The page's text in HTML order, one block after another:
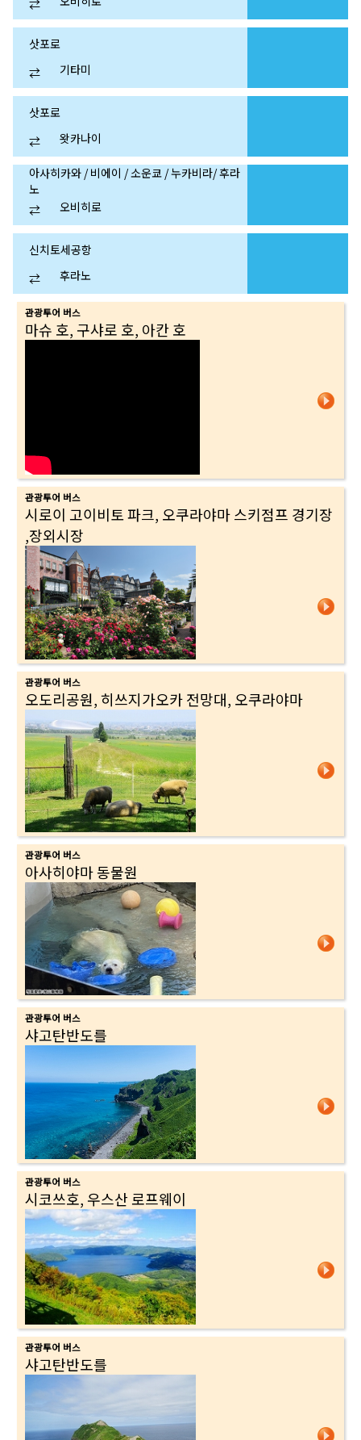
⇄
삿포로
⇄
기타미
삿포로
⇄
왓카나이
아사히카와 / 비에이 / 소운쿄 / 누카비라/ 후라
노
⇄
오비히로
신치토세공항
⇄
후라노
관광투어 버스
마슈 호, 구샤로 호, 아칸 호
관광투어 버스
시로이 고이비토 파크, 오쿠라야마 스키점프 경기장
,장외시장
관광투어 버스
오도리공원, 히쓰지가오카 전망대, 오쿠라야마
관광투어 버스
아사히야마 동물원
관광투어 버스
샤고탄반도를
관광투어 버스
시코쓰호, 우스산 로프웨이
관광투어 버스
샤고탄반도를